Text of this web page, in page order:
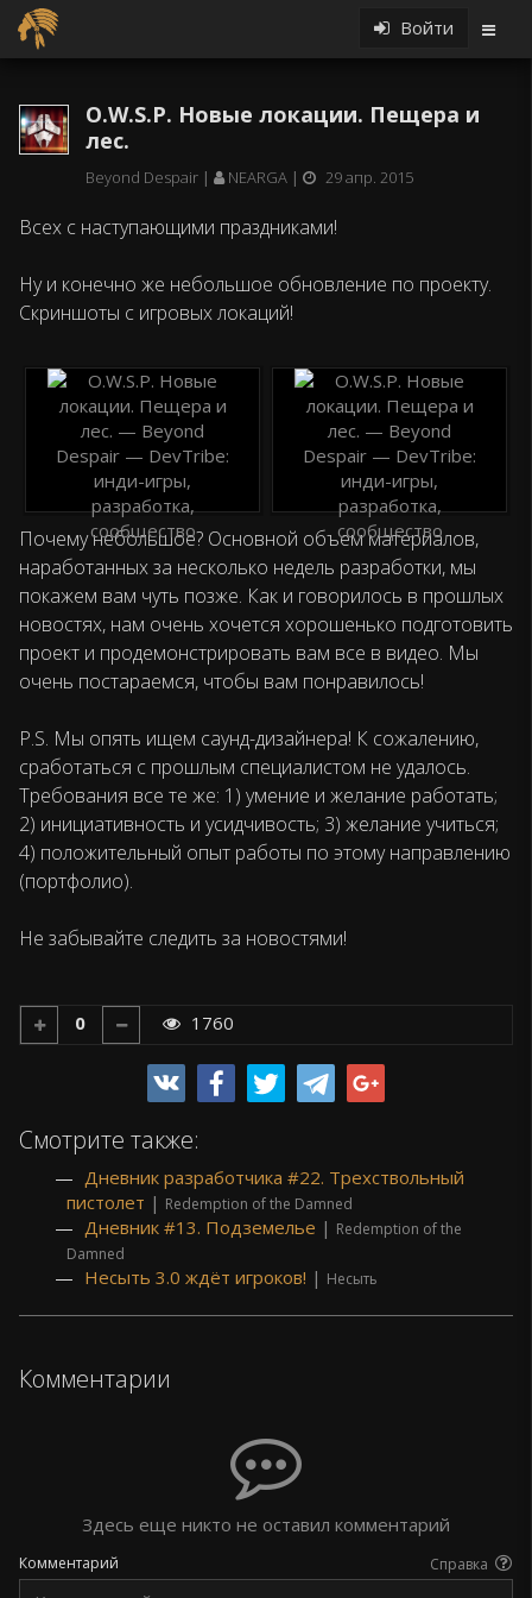
Войти
O.W.S.P. Новые локации. Пещера и
лес.
Beyond Despair NEARGA 29 апр. 2015
Всех с наступающими праздниками!
Ну и конечно же небольшое обновление по проекту.
Скриншоты с игровых локаций!
Почему небольшое? Основной объем материалов,
наработанных за несколько недель разработки, мы
покажем вам чуть позже. Как и говорилось в прошлых
новостях, нам очень хочется хорошенько подготовить
проект и продемонстрировать вам все в видео. Мы
очень постараемся, чтобы вам понравилось!
P.S. Мы опять ищем саунд-дизайнера! К сожалению,
сработаться с прошлым специалистом не удалось.
Требования все те же: 1) умение и желание работать;
2) инициативность и усидчивость; 3) желание учиться;
4) положительный опыт работы по этому направлению
(портфолио).
Не забывайте следить за новостями!
0 1760
Смотрите также:
Дневник разработчика #22. Трехствольный
пистолет | Redemption of the Damned
Дневник #13. Подземелье | Redemption of the
Damned
Несыть 3.0 ждёт игроков! | Несыть
Комментарии
Здесь еще никто не оставил комментарий
Комментарий Справка